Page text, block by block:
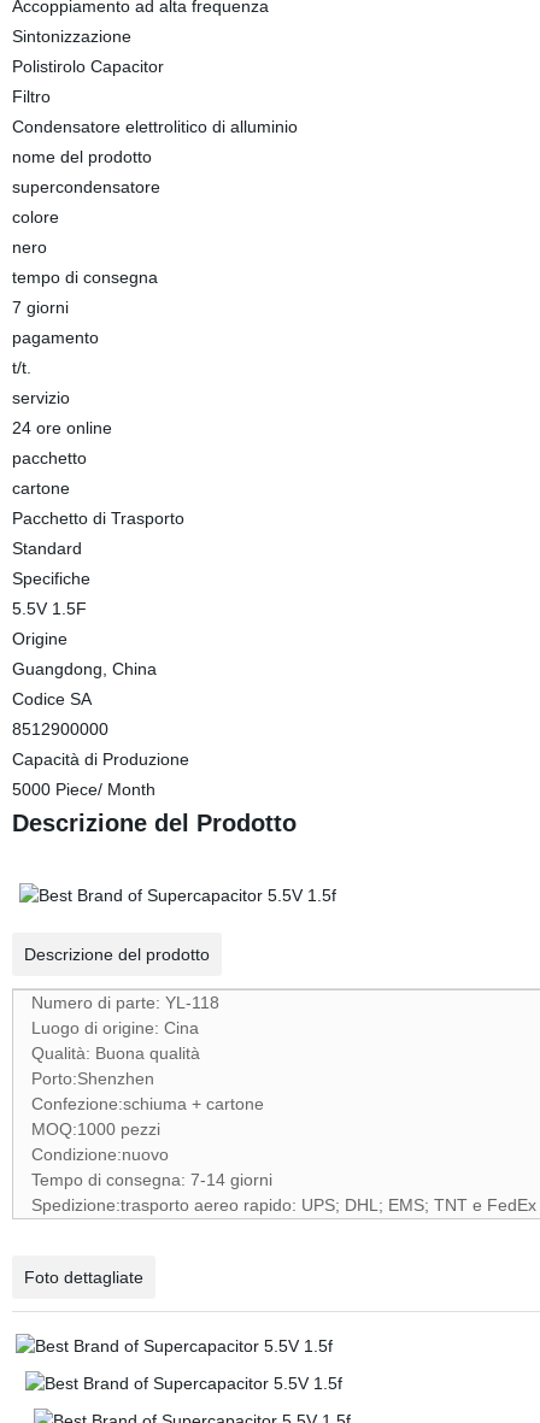
Accoppiamento ad alta frequenza
Sintonizzazione
Polistirolo Capacitor
Filtro
Condensatore elettrolitico di alluminio
nome del prodotto
supercondensatore
colore
nero
tempo di consegna
7 giorni
pagamento
t/t.
servizio
24 ore online
pacchetto
cartone
Pacchetto di Trasporto
Standard
Specifiche
5.5V 1.5F
Origine
Guangdong, China
Codice SA
8512900000
Capacità di Produzione
5000 Piece/ Month
Descrizione del Prodotto
Descrizione del prodotto
Numero di parte: YL-118
Luogo di origine: Cina
Qualità: Buona qualità
Porto:Shenzhen
Confezione:schiuma + cartone
MOQ:1000 pezzi
Condizione:nuovo
Tempo di consegna: 7-14 giorni
Spedizione:trasporto aereo rapido: UPS; DHL; EMS; TNT e FedEx
Foto dettagliate